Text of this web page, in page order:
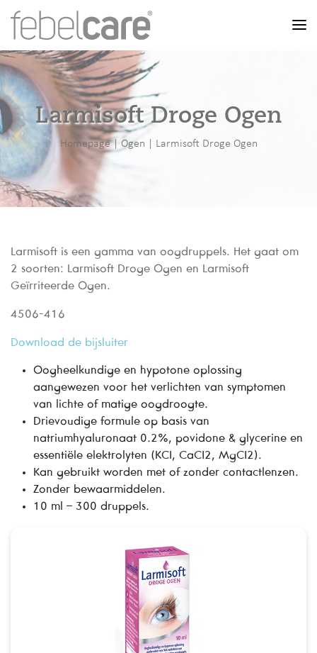
Larmisoft Droge Ogen
Homepage| Ogen | Larmisoft Droge Ogen
Larmisoft is een gamma van oogdruppels. Het gaat om
2 soorten: Larmisoft Droge Ogen en Larmisoft
Geïrriteerde Ogen.
4506-416
Download de bijsluiter
Oogheelkundige en hypotone oplossing
aangewezen voor het verlichten van symptomen
van lichte of matige oogdroogte.
Drievoudige formule op basis van
natriumhyaluronaat 0.2%, povidone & glycerine en
essentiële elektrolyten (KCI, CaCI2, MgCI2).
Kan gebruikt worden met of zonder contactlenzen.
Zonder bewaarmiddelen.
10 ml – 300 druppels.